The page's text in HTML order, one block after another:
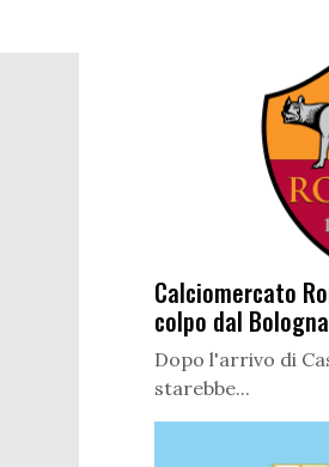
Calciomercato
colpo dal Bologna
Dopo l'arrivo di
starebbe...